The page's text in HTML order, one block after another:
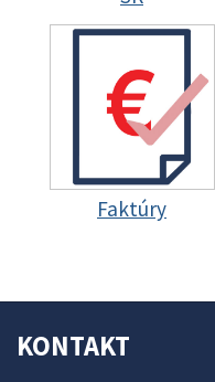
Faktúry
KONTAKT